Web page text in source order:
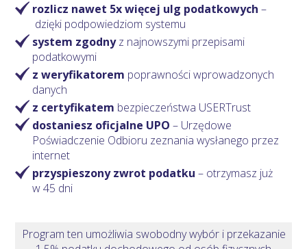
rozlicz nawet 5x więcej ulg podatkowych–
dzięki podpowiedziom systemu
system zgodnyz najnowszymi przepisami
podatkowymi
z weryfikatorem poprawności wprowadzonych
danych
z certyfikatem bezpieczeństwa USERTrust
dostaniesz oficjalne UPO – Urzędowe
Poświadczenie Odbioru zeznania wysłanego przez
internet
przyspieszony zwrot podatku – otrzymasz już
w 45 dni
Program ten umożliwia swobodny wybór i przekazanie